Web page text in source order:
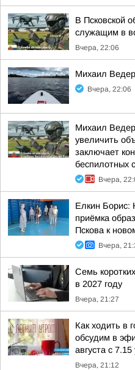
В Псковской
служащим в
Вчера, 22:06
Михаил
Вчера, 22:06
Михаил
увеличить
заключает
беспилотных
Вчера,
Елкин Борис:
приёмка
Пскова к
Вчера,
Семь
в 2027 году
Вчера, 21:27
Как ходить в
обсудим в
августа с 7.15
Вчера, 21:12